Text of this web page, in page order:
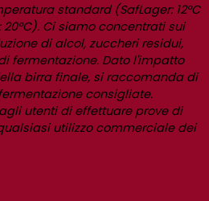
standard (SafLager: 12°C
20°C). Ci siamo concentrati sui
di alcol, zuccheri residui,
fermentazione. Dato l'impatto
birra finale, si raccomanda di
consigliate.
utenti di effettuare prove di
utilizzo commerciale dei